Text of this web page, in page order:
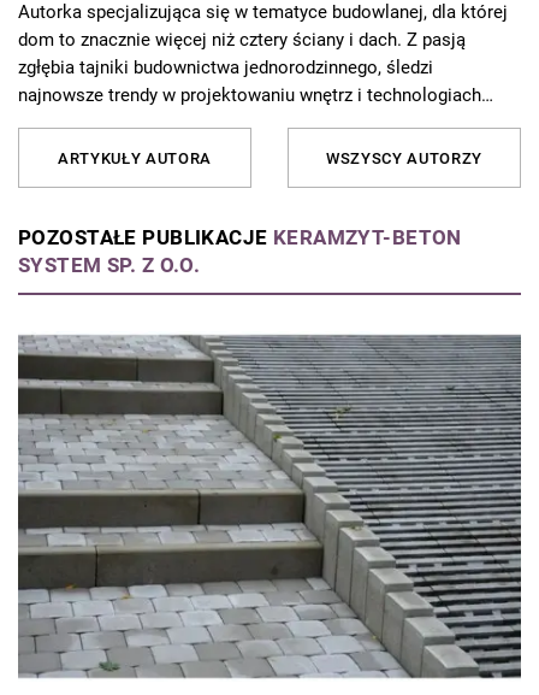
Autorka specjalizująca się w tematyce budowlanej, dla której
dom to znacznie więcej niż cztery ściany i dach. Z pasją
zgłębia tajniki budownictwa jednorodzinnego, śledzi
najnowsze trendy w projektowaniu wnętrz i technologiach
budowlanych, a skomplikowane zagadnienia techniczne potrafi
przekładać na język zrozumiały dla każdego inwestora. Jej
każdym etapie budowy i wykończenia domu.
ARTYKUŁY AUTORA WSZYSCY AUTORZY
POZOSTAŁE PUBLIKACJE KERAMZYT-BETON
SYSTEM SP. Z O.O.